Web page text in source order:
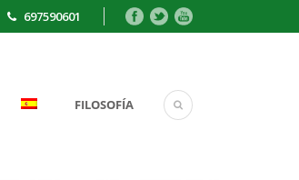
697590601
FILOSOFÍA